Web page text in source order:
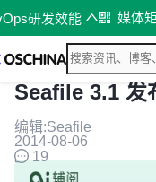
研发效能 媒体
Seafile 3.1 发
编辑:Seafile
2014-08-06
19